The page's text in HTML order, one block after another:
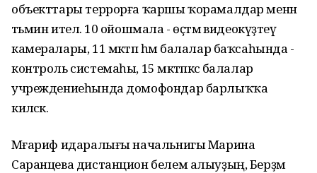
объекттары террорға ҡаршы ҡорамалдар менән
тәьмин ителә. 10 ойошмала - өҫтәмә видеокүҙәтеү
камералары, 11 мәктәп һәм балалар баҡсаһында -
контроль системаһы, 15 мәктәпкәсә балалар
учреждениеһында домофондар барлыҡҡа
киләсәк.
Мәғариф идаралығы начальнигы Марина
Саранцева дистанцион белем алыуҙың, Берҙәм